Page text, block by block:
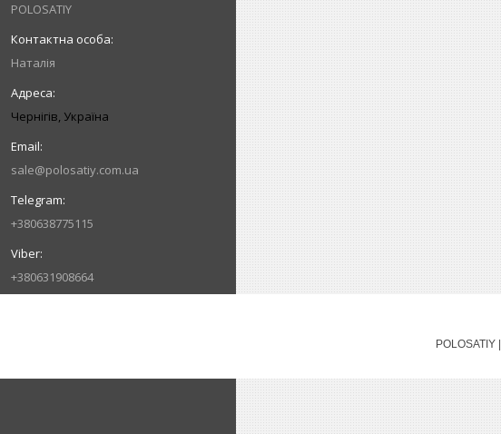
POLOSATIY
Наталія
Чернігів, Україна
sale@polosatiy.com.ua
+380638775115
+380631908664